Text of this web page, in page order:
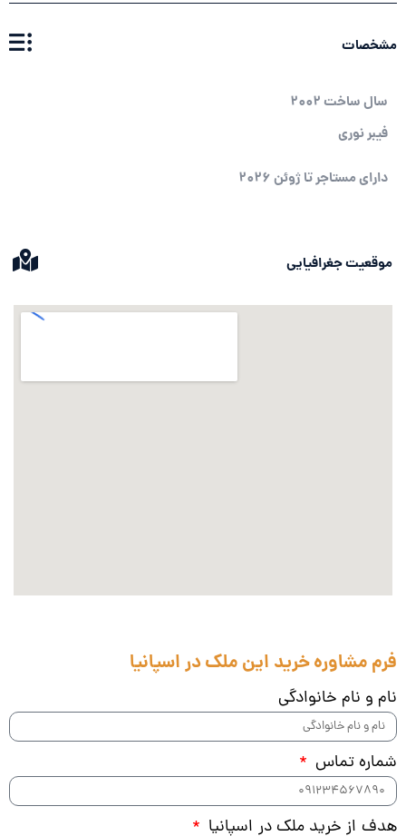
مشخصات
سال ساخت 2002
فیبر نوری
دارای مستاجر تا ژوئن 2026
موقعیت جغرافیایی
فرم مشاوره خرید این ملک در اسپانیا
نام و نام خانوادگی
شماره تماس
هدف از خرید ملک در اسپانیا